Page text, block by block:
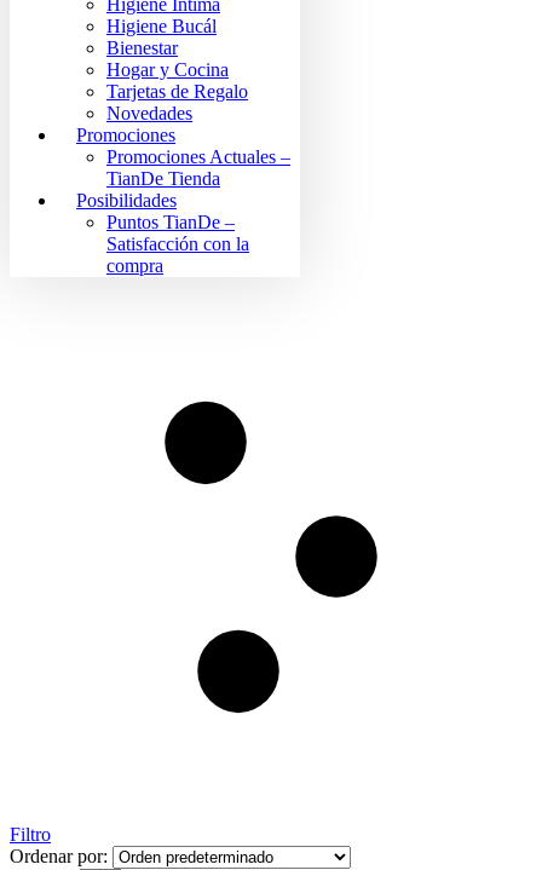
Higiene Íntima
Higiene Bucál
Bienestar
Hogar y Cocina
Tarjetas de Regalo
Novedades
Promociones
Promociones Actuales –
TianDe Tienda
Posibilidades
Puntos TianDe –
Satisfacción con la
compra
Filtro
Ordenar por: